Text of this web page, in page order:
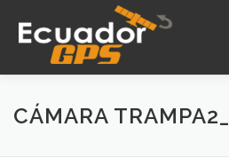
contenido
INICIO NOSOTROS
CÁMARA TRAMPA2_